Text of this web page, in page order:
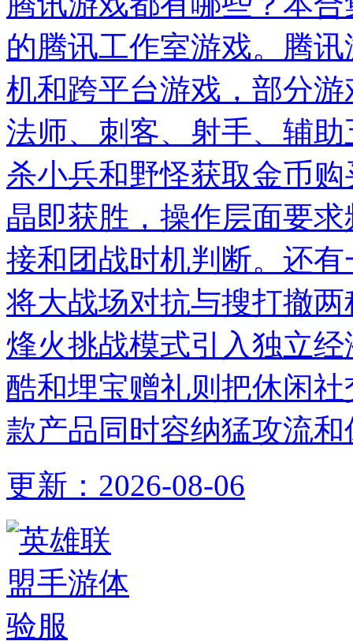
的腾讯工作室游戏。腾
机和跨平台游戏，部分
法师、刺客、射手、辅
杀小兵和野怪获取金币
晶即获胜，操作层面要
接和团战时机判断。还
将大战场对抗与搜打撤
烽火挑战模式引入独立
酷和埋宝赠礼则把休闲
款产品同时容纳猛攻流
更新： 2026-08-06